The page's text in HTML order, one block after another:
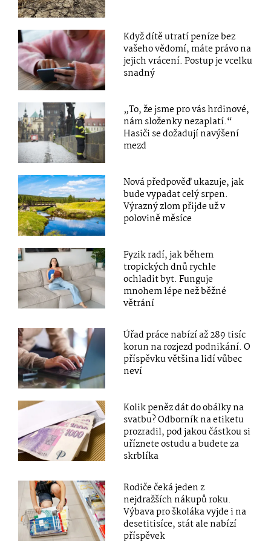
Když dítě utratí peníze bez
vašeho vědomí, máte právo na
jejich vrácení. Postup je vcelku
snadný
„To, že jsme pro vás hrdinové,
nám složenky nezaplatí.“
Hasiči se dožadují navýšení
mezd
Nová předpověď ukazuje, jak
bude vypadat celý srpen.
Výrazný zlom přijde už v
polovině měsíce
Fyzik radí, jak během
tropických dnů rychle
ochladit byt. Funguje
mnohem lépe než běžné
větrání
Úřad práce nabízí až 289 tisíc
korun na rozjezd podnikání. O
příspěvku většina lidí vůbec
neví
Kolik peněz dát do obálky na
svatbu? Odborník na etiketu
prozradil, pod jakou částkou si
uříznete ostudu a budete za
skrblíka
Rodiče čeká jeden z
nejdražších nákupů roku.
Výbava pro školáka vyjde i na
desetitisíce, stát ale nabízí
příspěvek